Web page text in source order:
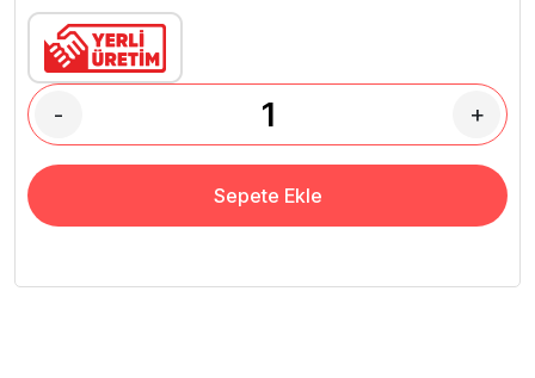
- +
Sepete Ekle